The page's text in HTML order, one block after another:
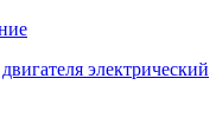
электрический